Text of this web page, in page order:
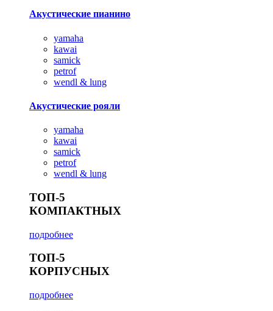
Акустические пианино
yamaha
kawai
samick
petrof
wendl & lung
Акустические рояли
yamaha
kawai
samick
petrof
wendl & lung
ТОП-5
КОМПАКТНЫХ
подробнее
ТОП-5
КОРПУСНЫХ
подробнее